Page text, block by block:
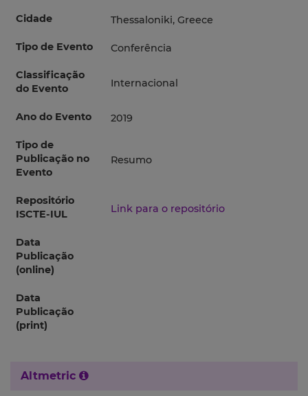
Cidade Thessaloniki, Greece
Tipo de Evento Conferência
Classificação
do Evento
Internacional
Ano do Evento 2019
Tipo de
Publicação no
Evento
Resumo
Repositório
ISCTE-IUL
Link para o repositório
Data
Publicação
(online)
Data
Publicação
(print)
Altmetric